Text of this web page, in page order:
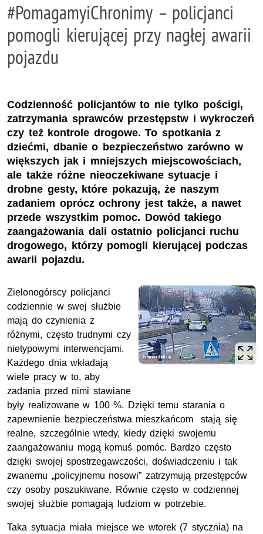
#PomagamyiChronimy – policjanci
pomogli kierującej przy nagłej awarii
pojazdu
Codzienność policjantów to nie tylko pościgi,
zatrzymania sprawców przestępstw i wykroczeń
czy też kontrole drogowe. To spotkania z
dziećmi, dbanie o bezpieczeństwo zarówno w
większych jak i mniejszych miejscowościach,
ale także różne nieoczekiwane sytuacje i
drobne gesty, które pokazują, że naszym
zadaniem oprócz ochrony jest także, a nawet
przede wszystkim pomoc. Dowód takiego
zaangażowania dali ostatnio policjanci ruchu
drogowego, którzy pomogli kierującej podczas
awarii pojazdu.
Zielonogórscy policjanci
codziennie w swej służbie
mają do czynienia z
różnymi, często trudnymi czy
nietypowymi interwencjami.
Każdego dnia wkładają
wiele pracy w to, aby
zadania przed nimi stawiane
były realizowane w 100 %. Dzięki temu starania o
zapewnienie bezpieczeństwa mieszkańcom stają się
realne, szczególnie wtedy, kiedy dzięki swojemu
zaangażowaniu mogą komuś pomóc. Bardzo często
dzięki swojej spostrzegawczości, doświadczeniu i tak
zwanemu „policyjnemu nosowi” zatrzymują przestępców
czy osoby poszukiwane. Równie często w codziennej
swojej służbie pomagają ludziom w potrzebie.
Taka sytuacja miała miejsce we wtorek (7 stycznia) na